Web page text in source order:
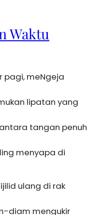
Waktu
pagi, meNgeja
lipatan yang
tangan penuh
menyapa di
ulang di rak
diam mengukir